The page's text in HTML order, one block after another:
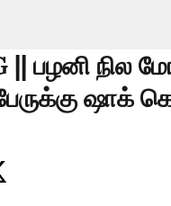
பழனி நில
ஷாக்